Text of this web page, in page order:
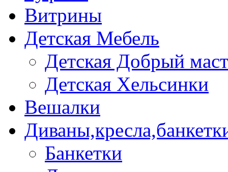
Витрины
Детская Мебель
Детская Добрый
Детская Хельсинки
Вешалки
Банкетки